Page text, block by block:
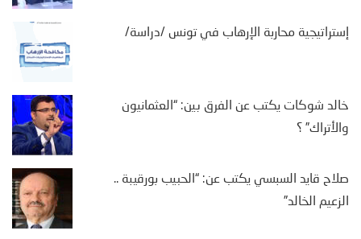
إستراتيجية محاربة الإرهاب في تونس /دراسة/
خالد شوكات يكتب عن الفرق بين: “العثمانيون
والأتراك” ؟
صلاح قايد السبسي يكتب عن: “الحبيب بورقيبة ..
الزعيم الخالد”